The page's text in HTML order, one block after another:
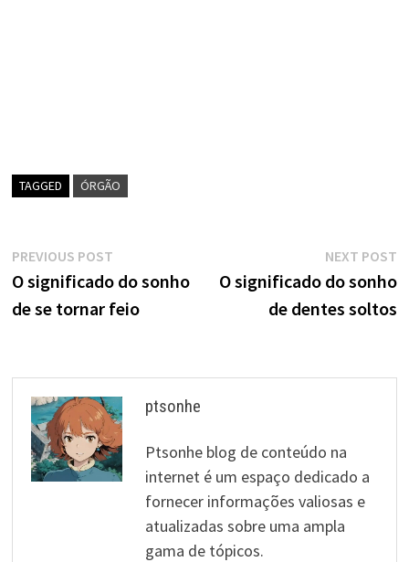
TAGGED ÓRGÃO
Navegação
de
PREVIOUS POSTPrevious
post:
O significado do sonho
de se tornar feio
NEXT POST
O significado do sonho
de dentes soltos
ptsonhe
Ptsonhe blog de conteúdo na
internet é um espaço dedicado a
fornecer informações valiosas e
atualizadas sobre uma ampla
gama de tópicos.